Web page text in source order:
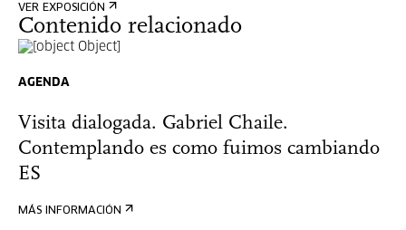
VER EXPOSICIÓN
Contenido relacionado
AGENDA
Visita dialogada. Gabriel Chaile.
Contemplando es como fuimos cambiando
ES
MÁS INFORMACIÓN